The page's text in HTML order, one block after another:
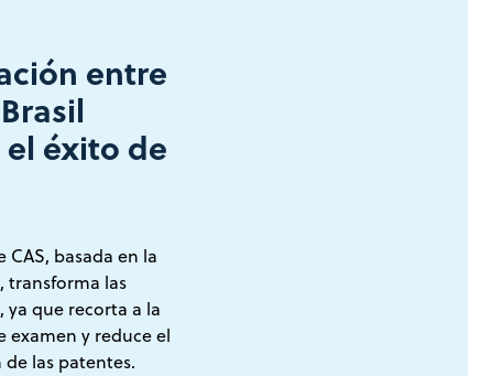
entre
éxito de
CAS, basada en la
transforma las
que recorta a la
examen y reduce el
las patentes.